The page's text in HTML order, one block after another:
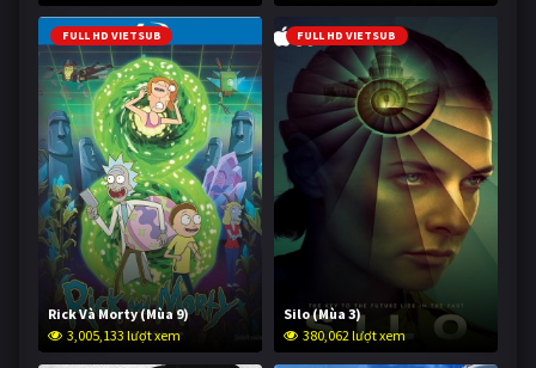
FULL HD VIETSUB
Rick Và Morty (Mùa 9)
3,005,133 lượt xem
FULL HD VIETSUB
Silo (Mùa 3)
380,062 lượt xem